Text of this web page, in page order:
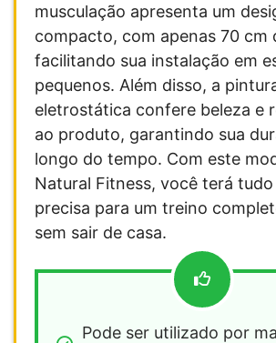
musculação apresenta um
compacto, com apenas 70 cm
facilitando sua instalação em
pequenos. Além disso, a
eletrostática confere beleza e
ao produto, garantindo sua
longo do tempo. Com este
Natural Fitness, você terá
precisa para um treino
sem sair de casa.
Pode ser utilizado por